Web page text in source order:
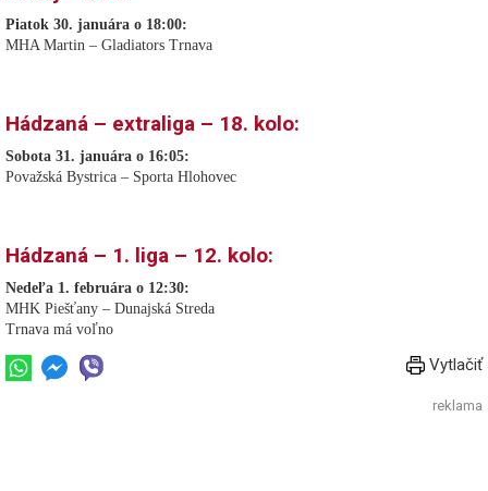
Piatok 30. januára o 18:00:
MHA Martin – Gladiators Trnava
Hádzaná – extraliga – 18. kolo:
Sobota 31. januára o 16:05:
Považská Bystrica – Sporta Hlohovec
Hádzaná – 1. liga – 12. kolo:
Nedeľa 1. februára o 12:30:
MHK Piešťany – Dunajská Streda
Trnava má voľno
Vytlačiť
reklama